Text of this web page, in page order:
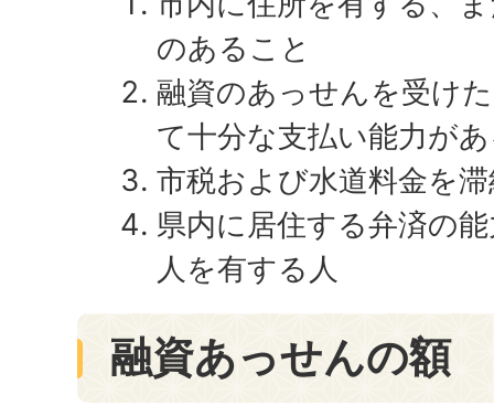
のあること
融資のあっせんを受け
て十分な支払い能力が
市税および水道料金を
県内に居住する弁済の
人を有する人
融資あっせんの額